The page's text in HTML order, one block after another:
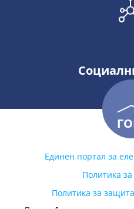
Единен портал за
Политика
Политика за